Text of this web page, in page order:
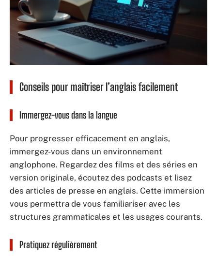
Conseils pour maîtriser l’anglais facilement
Immergez-vous dans la langue
Pour progresser efficacement en anglais,
immergez-vous dans un environnement
anglophone. Regardez des films et des séries en
version originale, écoutez des podcasts et lisez
des articles de presse en anglais. Cette immersion
vous permettra de vous familiariser avec les
structures grammaticales et les usages courants.
Pratiquez régulièrement